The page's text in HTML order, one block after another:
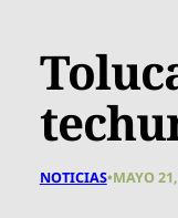
NOTICIAS•MAYO